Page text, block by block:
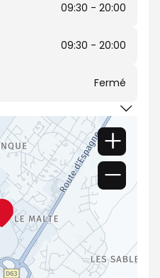
09:30 - 20:00
09:30 - 20:00
Fermé